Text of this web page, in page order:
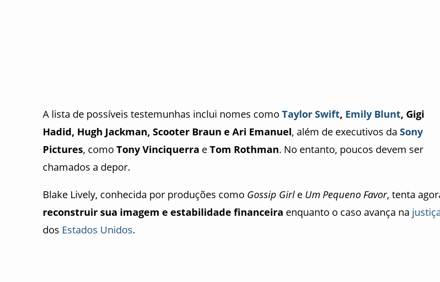
A lista de possíveis testemunhas inclui nomes como Taylor Swift, Emily Blunt, Gigi
Hadid, Hugh Jackman, Scooter Braun e Ari Emanuel, além de executivos da Sony
Pictures, como Tony Vinciquerra eTom Rothman. No entanto, poucos devem ser
chamados a depor.
Blake Lively, conhecida por produções como Gossip Girle Um Pequeno Favor, tenta
reconstruir sua imagem e estabilidade financeira enquanto o caso avança na
dos Estados Unidos.